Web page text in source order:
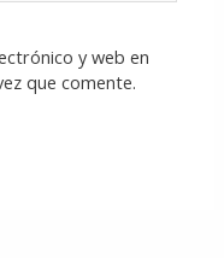
y web en
que comente.